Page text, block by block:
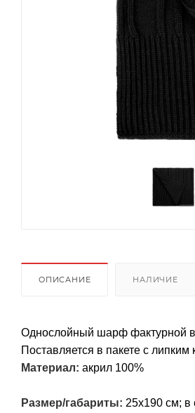
ОПИСАНИЕ НАЛИЧИЕ
Однослойный шарф фактурной
Поставляется в пакете с липким
Материал: акрил 100%
Размер/габариты: 25x190 см; в